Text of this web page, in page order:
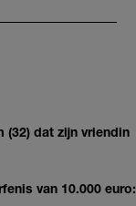
(32) dat zijn vriendin
van 10.000 euro: